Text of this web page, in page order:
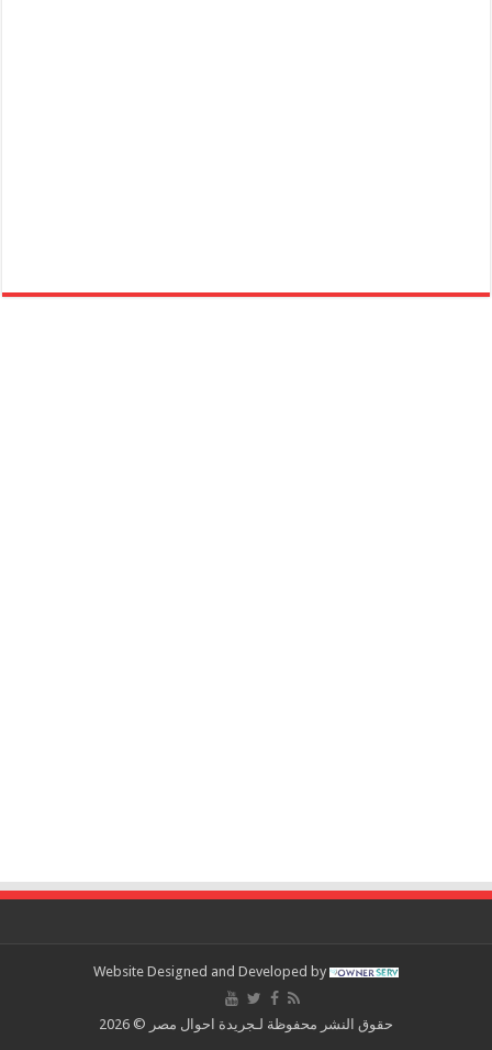
Website Designed and Developed by
حقوق النشر محفوظة لـجريدة احوال مصر © 2026